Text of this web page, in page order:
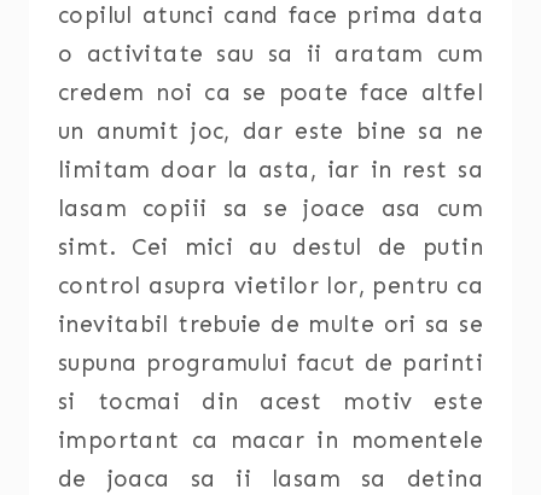
copilul atunci cand face prima data
o activitate sau sa ii aratam cum
credem noi ca se poate face altfel
un anumit joc, dar este bine sa ne
limitam doar la asta, iar in rest sa
lasam copiii sa se joace asa cum
simt. Cei mici au destul de putin
control asupra vietilor lor, pentru ca
inevitabil trebuie de multe ori sa se
supuna programului facut de parinti
si tocmai din acest motiv este
important ca macar in momentele
de joaca sa ii lasam sa detina